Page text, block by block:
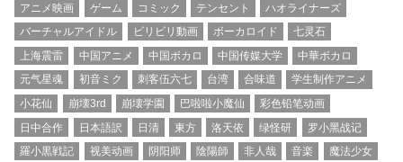
アニメ映画
ゲーム コミック テンセント
ハオライナーズ
バーチャルアイドル
ビリビリ動画 ボーカロイド
七灵石
上海震雷
中国アニメ 中国ボカロ 中国传媒大学
中華ボカロ
元气星魂
初音ミク 刺客伍六七 台湾 合味道
学生制作アニメ
小花仙
崩壊3rd 崩壊学園 巴啦啦小魔仙
彩色铅笔动画
日中合作
日本語訳 日清 東方 洛天依 绿怪研
罗小黑战记
羅小黒戦記
视美动画 阴阳师 陰陽師 非人哉 音楽 魔法少女